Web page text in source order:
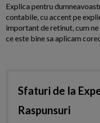
Explica pentru
contabile, cu accent pe
important de retinut, cum
ce este bine sa aplicam
Sfaturi de la
Raspunsuri